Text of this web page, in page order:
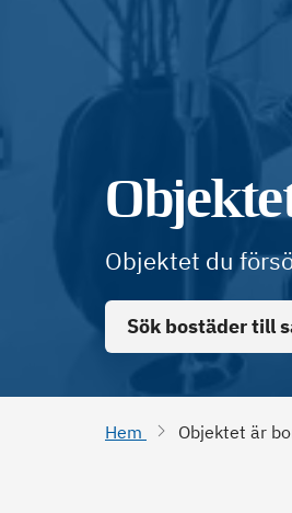
Objektet du
Sök bostäder till
Hem Objektet är